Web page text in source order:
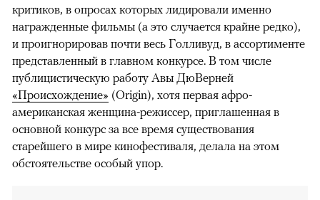
критиков, в опросах которых лидировали именно
награжденные фильмы (а это случается крайне редко),
и проигнорировав почти весь Голливуд, в ассортименте
представленный в главном конкурсе. В том числе
публицистическую работу Авы ДюВерней
«Происхождение» (Origin), хотя первая афро-
американская женщина-режиссер, приглашенная в
основной конкурс за все время существования
старейшего в мире кинофестиваля, делала на этом
обстоятельстве особый упор.